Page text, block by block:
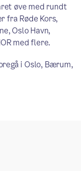
øve med rundt
fra Røde Kors,
Oslo Havn,
med flere.
i Oslo, Bærum,